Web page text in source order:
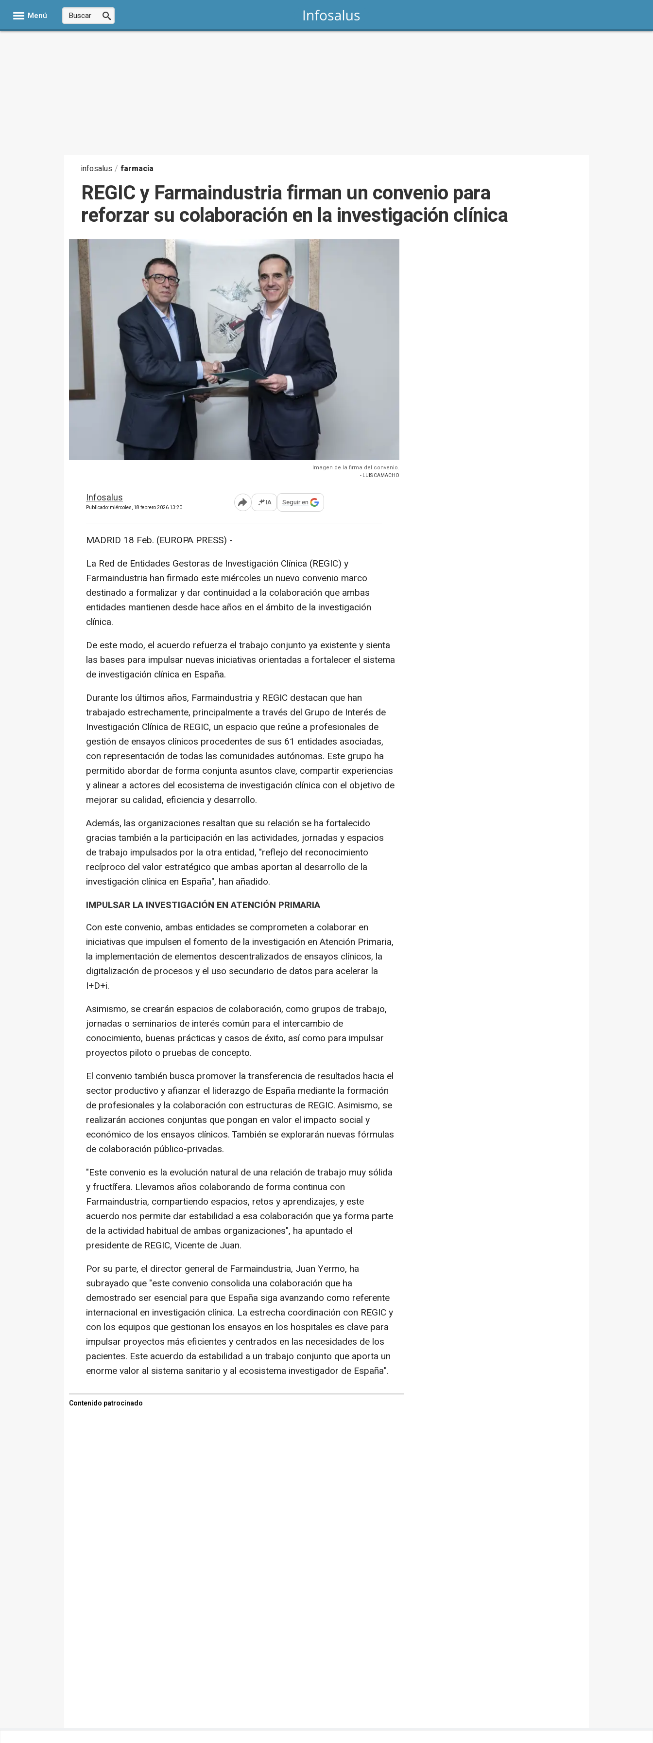
Menú
infosalus / farmacia
REGIC y Farmaindustria firman un convenio para
reforzar su colaboración en la investigación clínica
Imagen de la firma del convenio.
- LUIS CAMACHO
Infosalus
Publicado: miércoles, 18 febrero 2026 13:20 Abrir opciones para compartir
IA Seguir en
MADRID 18 Feb. (EUROPA PRESS) -
La Red de Entidades Gestoras de Investigación Clínica (REGIC) y
Farmaindustria han firmado este miércoles un nuevo convenio marco
destinado a formalizar y dar continuidad a la colaboración que ambas
entidades mantienen desde hace años en el ámbito de la investigación
clínica.
De este modo, el acuerdo refuerza el trabajo conjunto ya existente y sienta
las bases para impulsar nuevas iniciativas orientadas a fortalecer el sistema
de investigación clínica en España.
Durante los últimos años, Farmaindustria y REGIC destacan que han
trabajado estrechamente, principalmente a través del Grupo de Interés de
Investigación Clínica de REGIC, un espacio que reúne a profesionales de
gestión de ensayos clínicos procedentes de sus 61 entidades asociadas,
con representación de todas las comunidades autónomas. Este grupo ha
permitido abordar de forma conjunta asuntos clave, compartir experiencias
y alinear a actores del ecosistema de investigación clínica con el objetivo de
mejorar su calidad, eficiencia y desarrollo.
Además, las organizaciones resaltan que su relación se ha fortalecido
gracias también a la participación en las actividades, jornadas y espacios
de trabajo impulsados por la otra entidad, "reflejo del reconocimiento
recíproco del valor estratégico que ambas aportan al desarrollo de la
investigación clínica en España", han añadido.
IMPULSAR LA INVESTIGACIÓN EN ATENCIÓN PRIMARIA
Con este convenio, ambas entidades se comprometen a colaborar en
iniciativas que impulsen el fomento de la investigación en Atención Primaria,
la implementación de elementos descentralizados de ensayos clínicos, la
digitalización de procesos y el uso secundario de datos para acelerar la
I+D+i.
Asimismo, se crearán espacios de colaboración, como grupos de trabajo,
jornadas o seminarios de interés común para el intercambio de
conocimiento, buenas prácticas y casos de éxito, así como para impulsar
proyectos piloto o pruebas de concepto.
El convenio también busca promover la transferencia de resultados hacia el
sector productivo y afianzar el liderazgo de España mediante la formación
de profesionales y la colaboración con estructuras de REGIC. Asimismo, se
realizarán acciones conjuntas que pongan en valor el impacto social y
económico de los ensayos clínicos. También se explorarán nuevas fórmulas
de colaboración público-privadas.
"Este convenio es la evolución natural de una relación de trabajo muy sólida
y fructífera. Llevamos años colaborando de forma continua con
Farmaindustria, compartiendo espacios, retos y aprendizajes, y este
acuerdo nos permite dar estabilidad a esa colaboración que ya forma parte
de la actividad habitual de ambas organizaciones", ha apuntado el
presidente de REGIC, Vicente de Juan.
Por su parte, el director general de Farmaindustria, Juan Yermo, ha
subrayado que "este convenio consolida una colaboración que ha
demostrado ser esencial para que España siga avanzando como referente
internacional en investigación clínica. La estrecha coordinación con REGIC y
con los equipos que gestionan los ensayos en los hospitales es clave para
impulsar proyectos más eficientes y centrados en las necesidades de los
pacientes. Este acuerdo da estabilidad a un trabajo conjunto que aporta un
enorme valor al sistema sanitario y al ecosistema investigador de España".
Contenido patrocinado